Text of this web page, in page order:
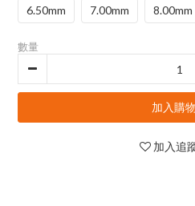
6.50mm 7.00mm 8.00mm
數量
加入購
加入追